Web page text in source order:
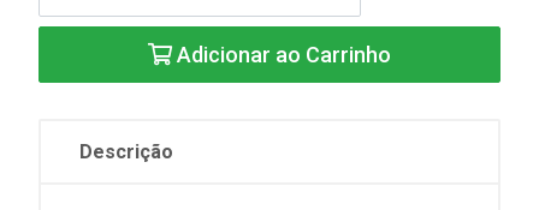
Adicionar ao Carrinho
Descrição